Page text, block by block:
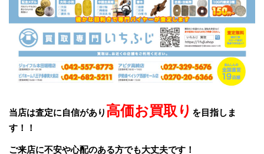
当店は査定に自信があり 高価お買取り を目指しま
す！！
ご来店に不安や心配のある方でも大丈夫です！